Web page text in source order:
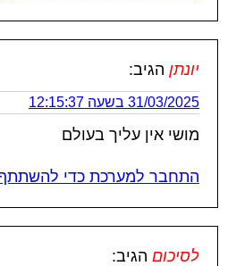
יונתן הגיב:
31/03/2025 בשעה 12:15:37
מושי אין עליך בעולם
התחבר למערכת כדי להשתתף
לסיכום הגיב: